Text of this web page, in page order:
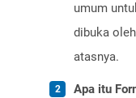
umum
dibuka
atasnya.
Apa itu